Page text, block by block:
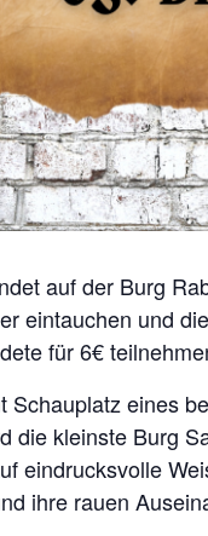
auf der Burg
eintauchen und
für 6€
Schauplatz eines
die kleinste Burg
eindrucksvolle
ihre rauen